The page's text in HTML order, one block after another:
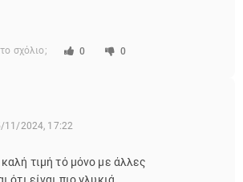
σχόλιο; 0 0
11/2024, 17:22
τιμή τό μόνο με άλλες